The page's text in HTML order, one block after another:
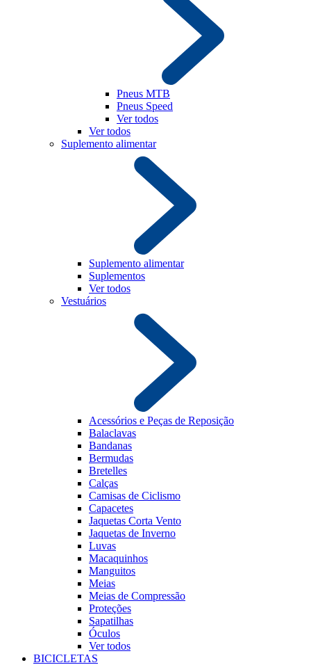
Pneus MTB
Pneus Speed
Ver todos
Ver todos
Suplemento alimentar
Suplemento alimentar
Suplementos
Ver todos
Vestuários
Acessórios e Peças de Reposição
Balaclavas
Bandanas
Bermudas
Bretelles
Calças
Camisas de Ciclismo
Capacetes
Jaquetas Corta Vento
Jaquetas de Inverno
Luvas
Macaquinhos
Manguitos
Meias
Meias de Compressão
Proteções
Sapatilhas
Óculos
Ver todos
BICICLETAS